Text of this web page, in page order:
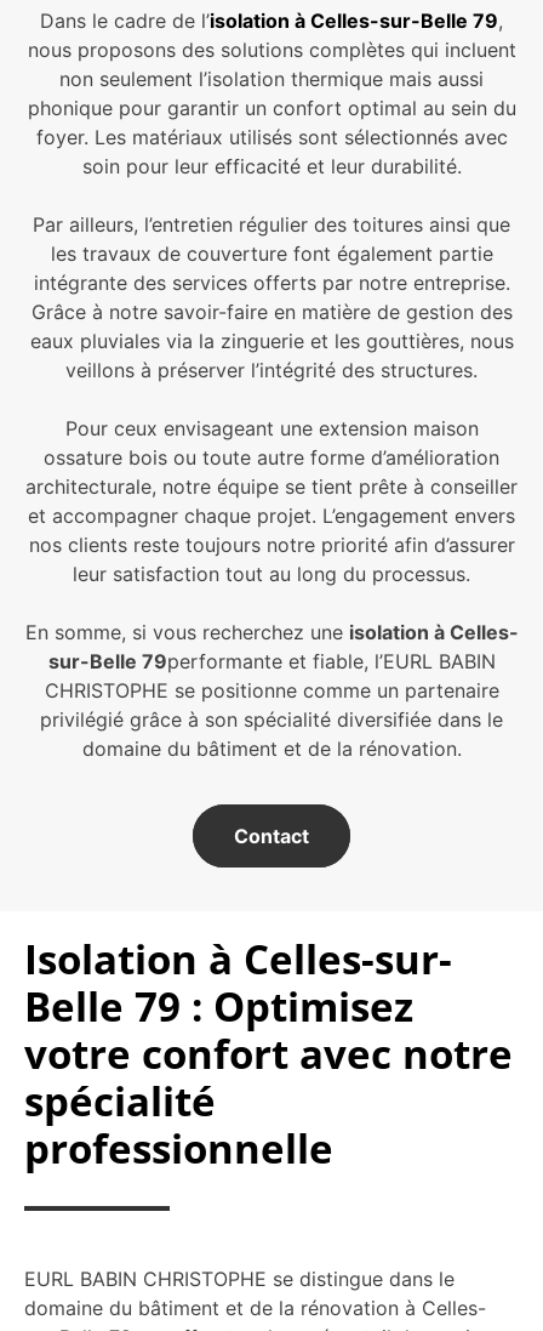
Dans le cadre de l’isolation à Celles-sur-Belle 79,
nous proposons des solutions complètes qui incluent
non seulement l’isolation thermique mais aussi
phonique pour garantir un confort optimal au sein du
foyer. Les matériaux utilisés sont sélectionnés avec
soin pour leur efficacité et leur durabilité.
Par ailleurs, l’entretien régulier des toitures ainsi que
les travaux de couverture font également partie
intégrante des services offerts par notre entreprise.
Grâce à notre savoir-faire en matière de gestion des
eaux pluviales via la zinguerie et les gouttières, nous
veillons à préserver l’intégrité des structures.
Pour ceux envisageant une extension maison
ossature bois ou toute autre forme d’amélioration
architecturale, notre équipe se tient prête à conseiller
et accompagner chaque projet. L’engagement envers
nos clients reste toujours notre priorité afin d’assurer
leur satisfaction tout au long du processus.
En somme, si vous recherchez une isolation à Celles-
sur-Belle 79performante et fiable, l’EURL BABIN
CHRISTOPHE se positionne comme un partenaire
privilégié grâce à son spécialité diversifiée dans le
domaine du bâtiment et de la rénovation.
Contact
Isolation à Celles-sur-
Belle 79 : Optimisez
votre confort avec notre
spécialité
professionnelle
EURL BABIN CHRISTOPHE se distingue dans le
domaine du bâtiment et de la rénovation à Celles-